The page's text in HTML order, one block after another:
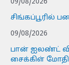
09/08/2026
சிங்கப்பூரில்
09/08/2026
பான் ஐலண்ட்
சைக்கிள்